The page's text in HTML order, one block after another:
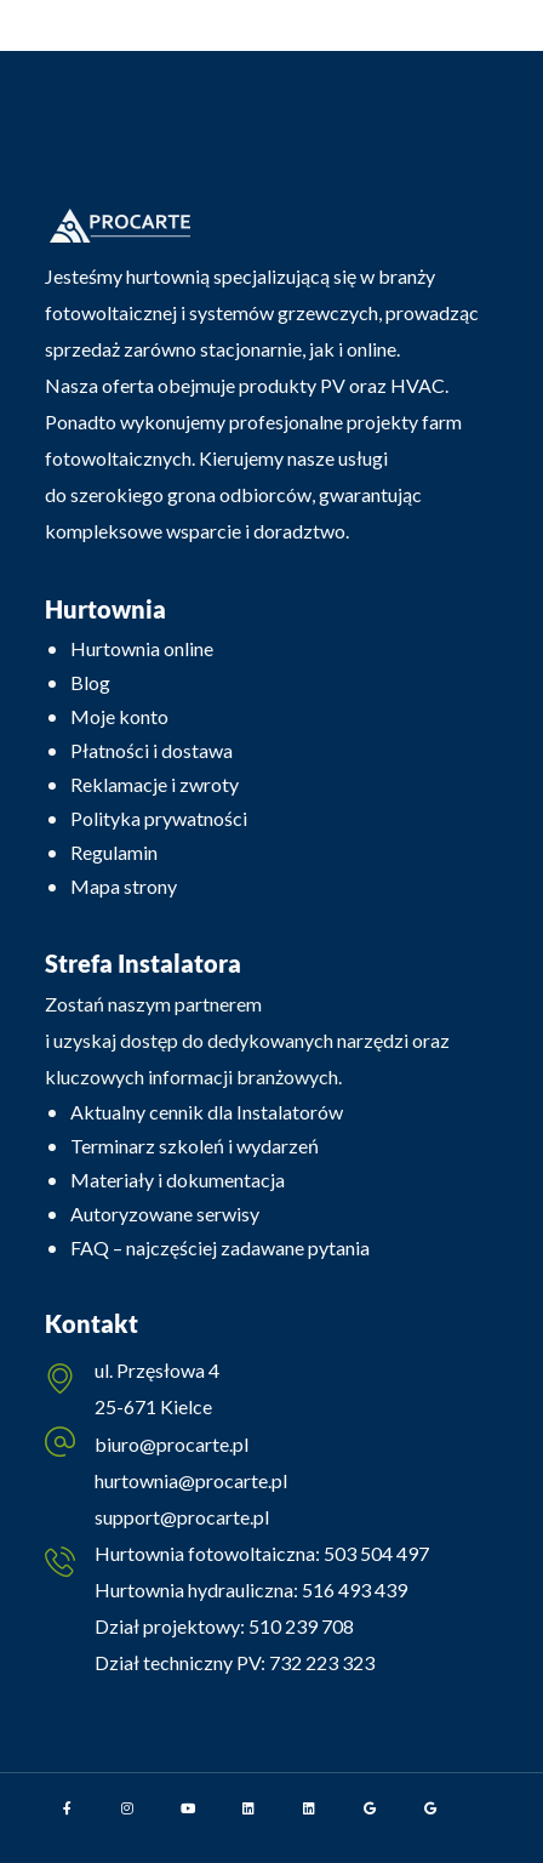
Jesteśmy hurtownią specjalizującą się w branży
fotowoltaicznej i systemów grzewczych, prowadząc
sprzedaż zarówno stacjonarnie, jak i online.
Nasza oferta obejmuje produkty PV oraz HVAC.
Ponadto wykonujemy profesjonalne projekty farm
fotowoltaicznych. Kierujemy nasze usługi
do szerokiego grona odbiorców, gwarantując
kompleksowe wsparcie i doradztwo.
Hurtownia
Hurtownia online
Blog
Moje konto
Płatności i dostawa
Reklamacje i zwroty
Polityka prywatności
Regulamin
Mapa strony
Strefa Instalatora
Zostań naszym partnerem
i uzyskaj dostęp do dedykowanych narzędzi oraz
kluczowych informacji branżowych.
Aktualny cennik dla Instalatorów
Terminarz szkoleń i wydarzeń
Materiały i dokumentacja
Autoryzowane serwisy
FAQ – najczęściej zadawane pytania
Kontakt
ul. Przęsłowa 4
25-671 Kielce
biuro@procarte.pl
hurtownia@procarte.pl
support@procarte.pl
Hurtownia fotowoltaiczna: 503 504 497
Hurtownia hydrauliczna: 516 493 439
Dział projektowy: 510 239 708
Dział techniczny PV: 732 223 323